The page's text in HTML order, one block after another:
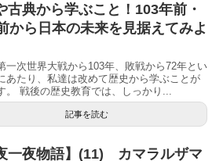
古典から学ぶこと！103年前・
から日本の未来を見据えてみよ
一次世界大戦から103年、敗戦から72年とい
あたり、私達は改めて歴史から学ぶことが
。 戦後の歴史教育では、しっかり...
記事を読む
一夜物語】(11) カマラルザマ